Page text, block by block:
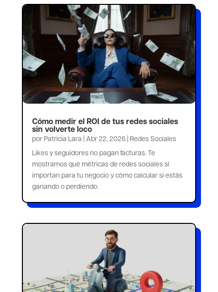
Cómo medir el ROI de tus redes sociales
sin volverte loco
por Patricia Lara Abr 22, 2026| Redes Sociales
Likes y seguidores no pagan facturas. Te
mostramos qué métricas de redes sociales sí
importan para tu negocio y cómo calcular si estás
ganando o perdiendo.